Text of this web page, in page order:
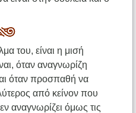
του, είναι η μισή
όταν αναγνωρίζη
όταν προσπαθή να
από κείνον που
αναγνωρίζει όμως τις